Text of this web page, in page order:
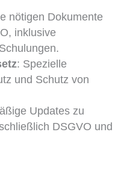
nötigen Dokumente
inklusive
: Spezielle
und Schutz von
Updates zu
DSGVO und